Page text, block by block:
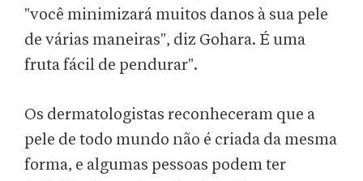
"você minimizará muitos danos à sua pele
de várias maneiras", diz Gohara. É uma
fruta fácil de pendurar".
Os dermatologistas reconheceram que a
pele de todo mundo não é criada da mesma
forma, e algumas pessoas podem ter